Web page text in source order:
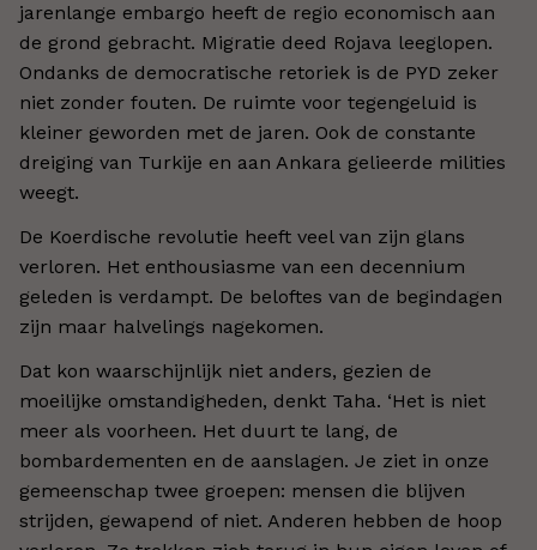
jarenlange embargo heeft de regio economisch aan
de grond gebracht. Migratie deed Rojava leeglopen.
Ondanks de democratische retoriek is de PYD zeker
niet zonder fouten. De ruimte voor tegengeluid is
kleiner geworden met de jaren. Ook de constante
dreiging van Turkije en aan Ankara gelieerde milities
weegt.
De Koerdische revolutie heeft veel van zijn glans
verloren. Het enthousiasme van een decennium
geleden is verdampt. De beloftes van de begindagen
zijn maar halvelings nagekomen.
Dat kon waarschijnlijk niet anders, gezien de
moeilijke omstandigheden, denkt Taha. ‘Het is niet
meer als voorheen. Het duurt te lang, de
bombardementen en de aanslagen. Je ziet in onze
gemeenschap twee groepen: mensen die blijven
strijden, gewapend of niet. Anderen hebben de hoop